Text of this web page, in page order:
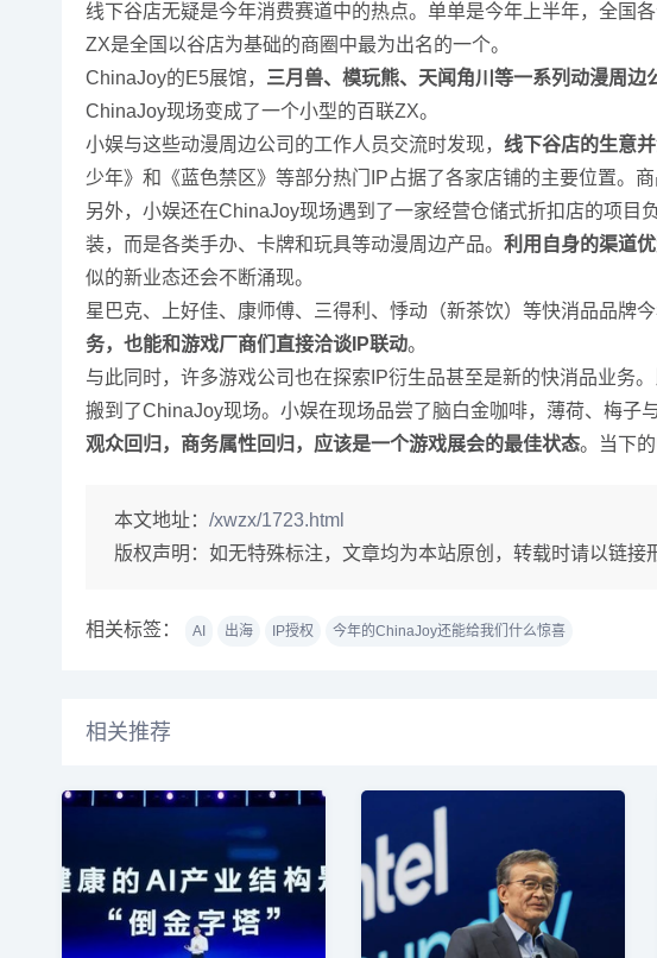
线下谷店无疑是今年消费赛道中的热点。单单是今年上半年，全国
ZX是全国以谷店为基础的商圈中最为出名的一个。
ChinaJoy的E5展馆， 三月兽、模玩熊、天闻角川等一系列动漫周边
ChinaJoy现场变成了一个小型的百联ZX。
小娱与这些动漫周边公司的工作人员交流时发现， 线下谷店的生意
少年》和《蓝色禁区》等部分热门IP占据了各家店铺的主要位置。
另外，小娱还在ChinaJoy现场遇到了一家经营仓储式折扣店的项
装，而是各类手办、卡牌和玩具等动漫周边产品。 利用自身的渠道
似的新业态还会不断涌现。
星巴克、上好佳、康师傅、三得利、悸动（新茶饮）等快消品品牌
务，也能和游戏厂商们直接洽谈IP联动。
与此同时，许多游戏公司也在探索IP衍生品甚至是新的快消品业务
搬到了ChinaJoy现场。小娱在现场品尝了脑白金咖啡，薄荷、梅子
观众回归，商务属性回归，应该是一个游戏展会的最佳状态。当下
本文地址： /xwzx/1723.html
版权声明： 如无特殊标注，文章均为本站原创，转载时请以链接
相关标签： AI 出海 IP授权 今年的ChinaJoy还能给我们什么惊喜
相关推荐